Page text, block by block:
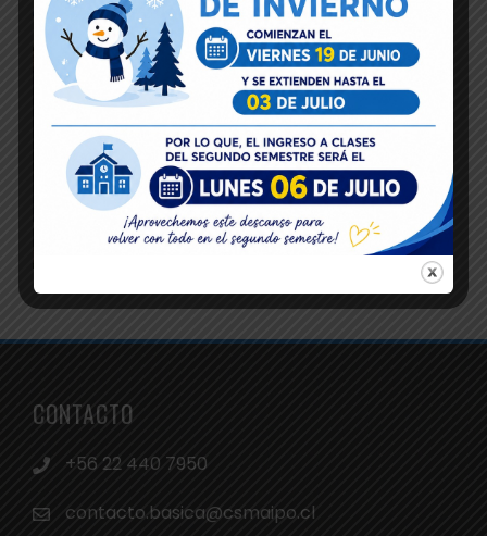
CONTACTO
+56 22 440 7950
contacto.basica@csmaipo.cl